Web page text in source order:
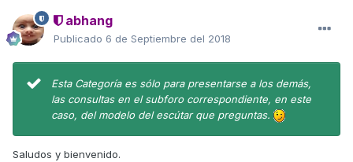
abhang
Publicado 6 de Septiembre del 2018
Esta Categoría es sólo para presentarse a los demás,
las consultas en el subforo correspondiente, en este
caso, del modelo del escútar que preguntas.
Saludos y bienvenido.